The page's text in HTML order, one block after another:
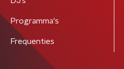
Programma's
Frequenties